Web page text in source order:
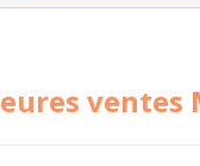
ventes